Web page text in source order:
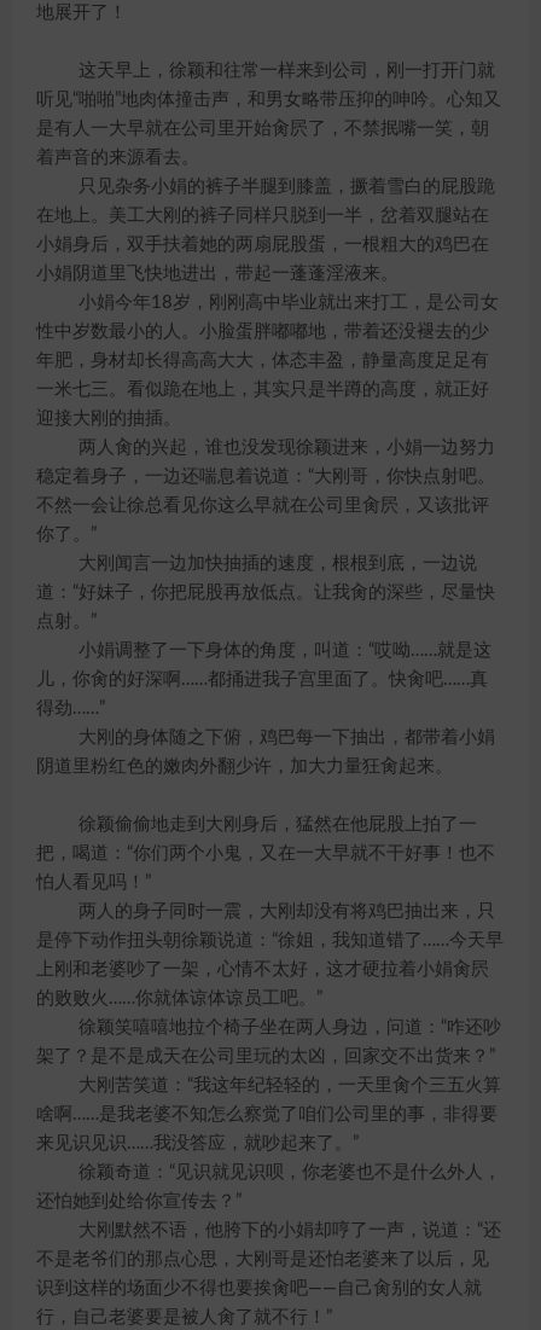
地展开了！
这天早上，徐颖和往常一样来到公司，刚一打开门就
听见“啪啪”地肉体撞击声，和男女略带压抑的呻吟。心知又
是有人一大早就在公司里开始肏屄了，不禁抿嘴一笑，朝
着声音的来源看去。
只见杂务小娟的裤子半腿到膝盖，撅着雪白的屁股跪
在地上。美工大刚的裤子同样只脱到一半，岔着双腿站在
小娟身后，双手扶着她的两扇屁股蛋，一根粗大的鸡巴在
小娟阴道里飞快地进出，带起一蓬蓬淫液来。
小娟今年18岁，刚刚高中毕业就出来打工，是公司女
性中岁数最小的人。小脸蛋胖嘟嘟地，带着还没褪去的少
年肥，身材却长得高高大大，体态丰盈，静量高度足足有
一米七三。看似跪在地上，其实只是半蹲的高度，就正好
迎接大刚的抽插。
两人肏的兴起，谁也没发现徐颖进来，小娟一边努力
稳定着身子，一边还喘息着说道：“大刚哥，你快点射吧。
不然一会让徐总看见你这么早就在公司里肏屄，又该批评
你了。”
大刚闻言一边加快抽插的速度，根根到底，一边说
道：“好妹子，你把屁股再放低点。让我肏的深些，尽量快
点射。”
小娟调整了一下身体的角度，叫道：“哎呦……就是这
儿，你肏的好深啊……都捅进我子宫里面了。快肏吧……真
得劲……”
大刚的身体随之下俯，鸡巴每一下抽出，都带着小娟
阴道里粉红色的嫩肉外翻少许，加大力量狂肏起来。
徐颖偷偷地走到大刚身后，猛然在他屁股上拍了一
把，喝道：“你们两个小鬼，又在一大早就不干好事！也不
怕人看见吗！”
两人的身子同时一震，大刚却没有将鸡巴抽出来，只
是停下动作扭头朝徐颖说道：“徐姐，我知道错了……今天早
上刚和老婆吵了一架，心情不太好，这才硬拉着小娟肏屄
的败败火……你就体谅体谅员工吧。”
徐颖笑嘻嘻地拉个椅子坐在两人身边，问道：“咋还吵
架了？是不是成天在公司里玩的太凶，回家交不出货来？”
大刚苦笑道：“我这年纪轻轻的，一天里肏个三五火算
啥啊……是我老婆不知怎么察觉了咱们公司里的事，非得要
来见识见识……我没答应，就吵起来了。”
徐颖奇道：“见识就见识呗，你老婆也不是什么外人，
还怕她到处给你宣传去？”
大刚默然不语，他胯下的小娟却哼了一声，说道：“还
不是老爷们的那点心思，大刚哥是还怕老婆来了以后，见
识到这样的场面少不得也要挨肏吧——自己肏别的女人就
行，自己老婆要是被人肏了就不行！”